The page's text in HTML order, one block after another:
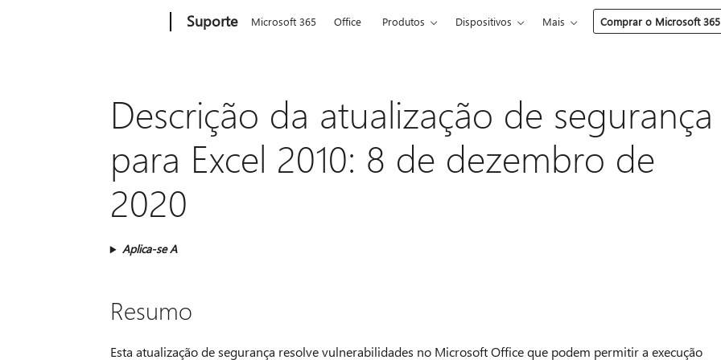
Suporte Microsoft 365 Office Produtos Dispositivos Mais Comprar o Microsoft 365
Descrição da atualização de segurança
para Excel 2010: 8 de dezembro de
2020
Aplica-se A
Resumo
Esta atualização de segurança resolve vulnerabilidades no Microsoft Office que podem permitir a execução